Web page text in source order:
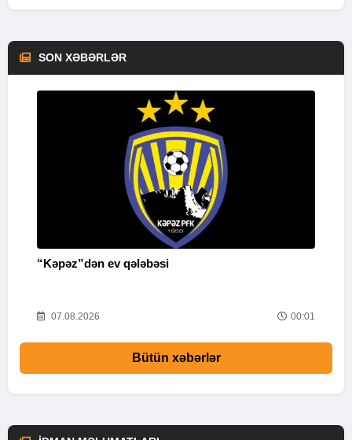
SON XƏBƏRLƏR
“Kəpəz”dən ev qələbəsi
07.08.2026 00:01
Bütün xəbərlər